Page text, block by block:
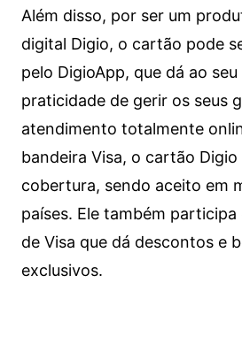
Além disso, por ser um
digital Digio, o cartão pode
pelo DigioApp, que dá ao seu
praticidade de gerir os seus
atendimento totalmente
bandeira Visa, o cartão
cobertura, sendo aceito em
países. Ele também
de Visa que dá descontos e
exclusivos.